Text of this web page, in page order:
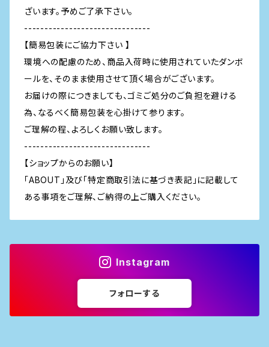
ざいます。予めご了承下さい。
-------------------------------
【簡易包装にご協力下さい 】
環境への配慮のため、商品入荷時に使用されていたダンボ
ールを、そのまま使用させて頂く場合がございます。
お届けの際につきましても、ゴミご処分のご負担を避ける
為、なるべく簡易包装を心掛けて参ります。
ご理解の程、よろしくお願い致します。
-------------------------------
【ショップからのお願い】
「ABOUT」及び「特定商取引法に基づき表記」に記載して
ある事項をご理解、ご納得の上ご購入ください。
Instagram
フォローする